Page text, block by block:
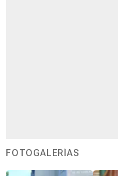
FOTOGALERÍAS